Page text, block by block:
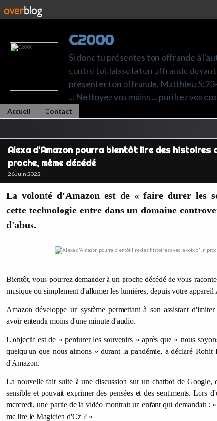
C2000
Si donc tu présentes ton offrande à
contre toi, laisse là ton offrande
présenter ton offrande. Matthieu 5:23-
... Nettoyez vos mains ... purifiez vos
Accueil Contact
Alexa d'Amazon pourra bientôt lire des histoires
proche, même décédé
26 Juin 2022
La volonté d’Amazon est de « faire durer les
cette technologie entre dans un domaine
d'abus.
Bientôt, vous pourrez demander à un proche décédé de vous
musique ou simplement d'allumer les lumières, depuis votre appareil
Amazon développe un système permettant à son assistant
avoir entendu moins d'une minute d'audio.
L'objectif est de « perdurer les souvenirs » après que « nous
quelqu'un que nous aimons » durant la pandémie, a déclaré Rohit
d'Amazon.
La nouvelle fait suite à une discussion sur un chatbot de Google,
sensible et pouvait exprimer des pensées et des sentiments. Lors
mercredi, une partie de la vidéo montrait un enfant qui demandait :
me lire le Magicien d'Oz ? »